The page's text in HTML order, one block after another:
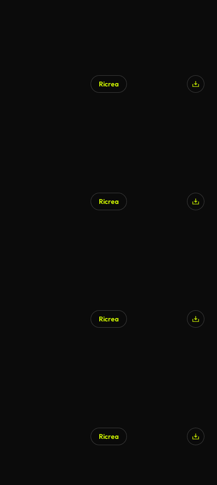
Ricrea
Ricrea
Ricrea
Ricrea